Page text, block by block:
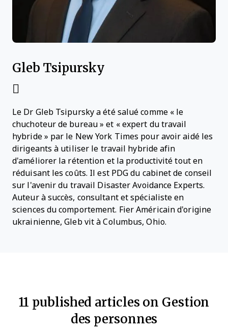
Gleb Tsipursky
Le Dr Gleb Tsipursky a été salué comme « le
chuchoteur de bureau » et « expert du travail
hybride » par le New York Times pour avoir aidé les
dirigeants à utiliser le travail hybride afin
d'améliorer la rétention et la productivité tout en
réduisant les coûts. Il est PDG du cabinet de conseil
sur l'avenir du travail Disaster Avoidance Experts.
Auteur à succès, consultant et spécialiste en
sciences du comportement. Fier Américain d'origine
ukrainienne, Gleb vit à Columbus, Ohio.
11 published articles on Gestion
des personnes